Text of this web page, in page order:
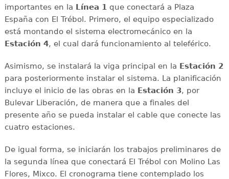
importantes en la Línea 1 que conectará a Plaza
España con El Trébol. Primero, el equipo especializado
está montando el sistema electromecánico en la
Estación 4, el cual dará funcionamiento al teleférico.
Asimismo, se instalará la viga principal en la Estación 2
para posteriormente instalar el sistema. La planificación
incluye el inicio de las obras en la Estación 3, por
Bulevar Liberación, de manera que a finales del
presente año se pueda instalar el cable que conecte las
cuatro estaciones.
De igual forma, se iniciarán los trabajos preliminares de
la segunda línea que conectará El Trébol con Molino Las
Flores, Mixco. El cronograma tiene contemplado los